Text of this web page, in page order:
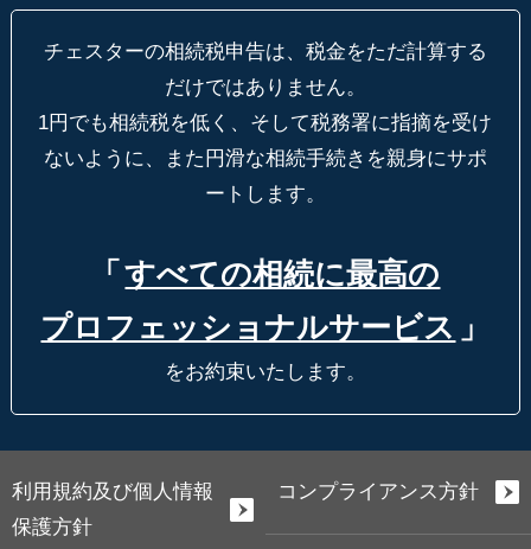
チェスターの相続税申告は、税金をただ計算する
だけではありません。
1円でも相続税を低く、そして税務署に指摘を受け
ないように、
また円滑な相続手続きを親身にサポ
ートします。
「 すべての相続に最高の
プロフェッショナルサービス 」
をお約束いたします。
利用規約及び個人情報
保護方針
コンプライアンス方針